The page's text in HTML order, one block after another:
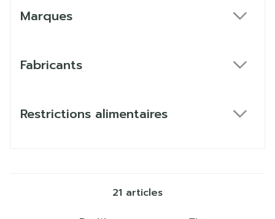
Marques
Fabricants
Restrictions alimentaires
21 articles